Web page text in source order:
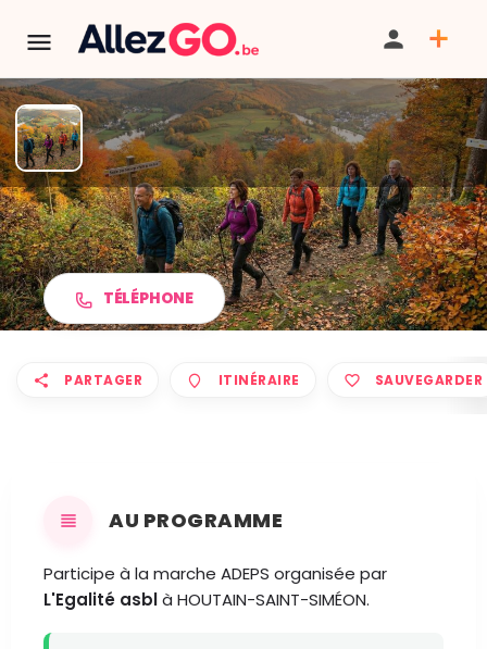
Marche ADEPS à HOUTAIN-
SAINT-SIMÉON
TÉLÉPHONE
PARTAGER ITINÉRAIRE SAUVEGARDER
AU PROGRAMME
Participe à la marche ADEPS organisée par
L'Egalité asblà HOUTAIN-SAINT-SIMÉON.